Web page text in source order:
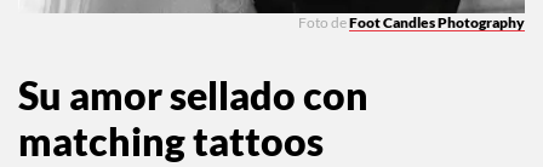
Foto deFoot Candles Photography
Su amor sellado con
matching tattoos